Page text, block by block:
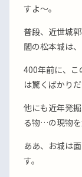
すよ〜。
普段、近世城
閣の松本城は
400年前に、こ
は驚くばかり
他にも近年発
る物…の現物
ああ、お城は
す。